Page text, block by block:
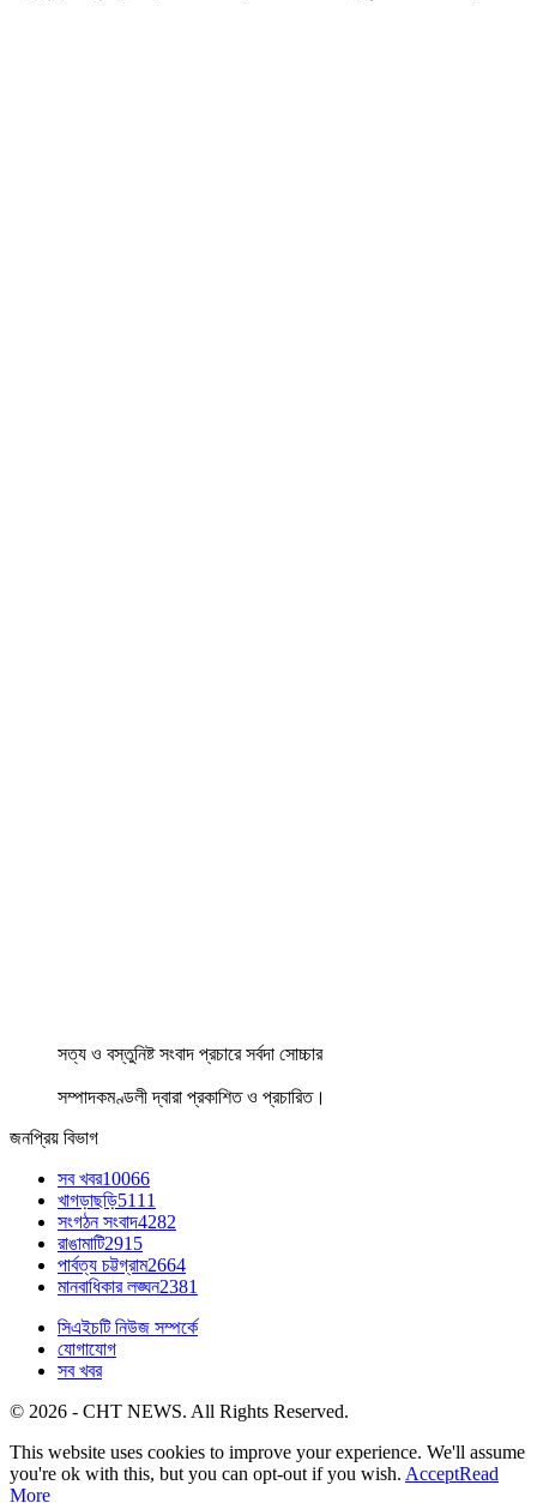
সত্য ও বস্তুনিষ্ট সংবাদ প্রচারে সর্বদা সোচ্চার
সম্পাদকমণ্ডলী দ্বারা প্রকাশিত ও প্রচারিত।
জনপ্রিয় বিভাগ
সব খবর10066
খাগড়াছড়ি5111
সংগঠন সংবাদ4282
রাঙামাটি2915
পার্বত্য চট্টগ্রাম2664
মানবাধিকার লঙ্ঘন2381
সিএইচটি নিউজ সম্পর্কে
যোগাযোগ
সব খবর
© 2026 - CHT NEWS. All Rights Reserved.
This website uses cookies to improve your experience. We'll assume
you're ok with this, but you can opt-out if you wish. AcceptRead
More